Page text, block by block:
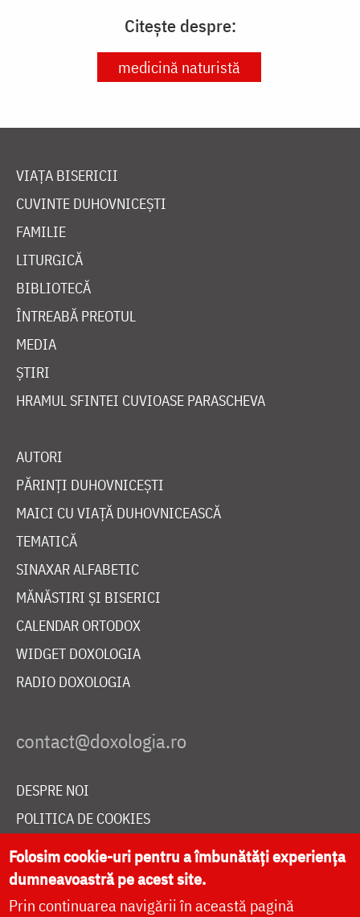
Citește despre:
medicină naturistă
VIAȚA BISERICII
CUVINTE DUHOVNICEȘTI
FAMILIE
LITURGICĂ
BIBLIOTECĂ
ÎNTREABĂ PREOTUL
MEDIA
ȘTIRI
HRAMUL SFINTEI CUVIOASE PARASCHEVA
AUTORI
PĂRINȚI DUHOVNICEȘTI
MAICI CU VIAȚĂ DUHOVNICEASCĂ
TEMATICĂ
SINAXAR ALFABETIC
MĂNĂSTIRI ȘI BISERICI
CALENDAR ORTODOX
WIDGET DOXOLOGIA
RADIO DOXOLOGIA
DESPRE NOI
POLITICA DE COOKIES
DONEAZĂ ONLINE PENTRU CATEDRALA NAȚIONALĂ
LIVE
Folosim cookie-uri pentru a îmbunătăți experiența
dumneavoastră pe acest site.
Prin continuarea navigării în această pagină